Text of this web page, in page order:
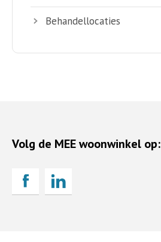
Behandellocaties
Volg de MEE woonwinkel op: